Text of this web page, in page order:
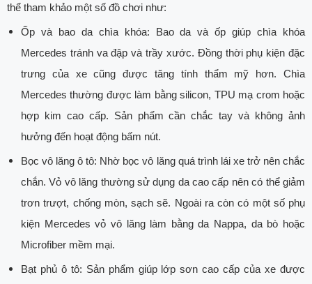
thể tham khảo một số đồ chơi như:
Ốp và bao da chìa khóa: Bao da và ốp giúp chìa khóa
Mercedes tránh va đập và trầy xước. Đồng thời phụ kiện đặc
trưng của xe cũng được tăng tính thẩm mỹ hơn. Chìa
Mercedes thường được làm bằng silicon, TPU mạ crom hoặc
hợp kim cao cấp. Sản phẩm cần chắc tay và không ảnh
hưởng đến hoạt động bấm nút.
Bọc vô lăng ô tô: Nhờ bọc vô lăng quá trình lái xe trở nên chắc
chắn. Vỏ vô lăng thường sử dụng da cao cấp nên có thể giảm
trơn trượt, chống mòn, sạch sẽ. Ngoài ra còn có một số phụ
kiện Mercedes vỏ vô lăng làm bằng da Nappa, da bò hoặc
Microfiber mềm mại.
Bạt phủ ô tô: Sản phẩm giúp lớp sơn cao cấp của xe được